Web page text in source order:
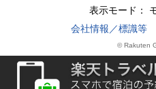
表示モード：
会社情報／標識等
© Rakuten